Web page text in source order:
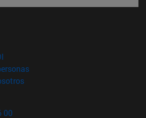
nueva ventana)
(abre en nueva ventana)
(abre en nueva ventana)
00